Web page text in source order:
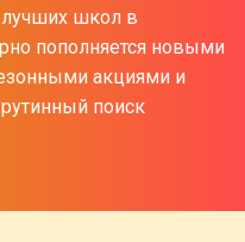
лучших школ в
пополняется новыми
акциями и
поиск